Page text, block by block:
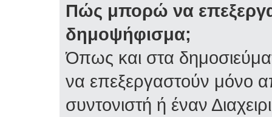
Πώς μπορώ να
δημοψήφισμα;
Όπως και στα
να επεξεργαστούν μόνο
συντονιστή ή έναν